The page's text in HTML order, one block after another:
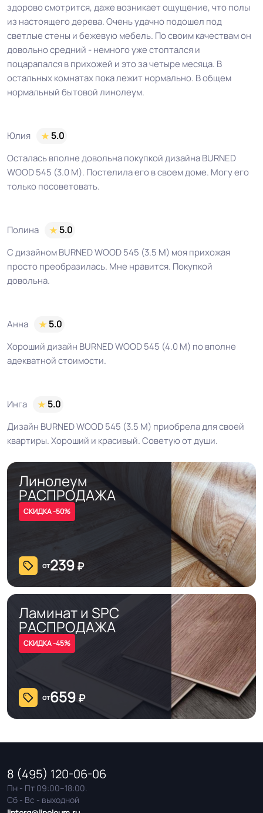
здорово смотрится, даже возникает ощущение, что полы
из настоящего дерева. Очень удачно подошел под
светлые стены и бежевую мебель. По своим качествам он
довольно средний - немного уже стоптался и
поцарапался в прихожей и это за четыре месяца. В
остальных комнатах пока лежит нормально. В общем
нормальный бытовой линолеум.
Юлия
5.0
Осталась вполне довольна покупкой дизайна BURNED
WOOD 545 (3.0 М). Постелила его в своем доме. Могу его
только посоветовать.
Полина
5.0
С дизайном BURNED WOOD 545 (3.5 М) моя прихожая
просто преобразилась. Мне нравится. Покупкой
довольна.
Анна
5.0
Хороший дизайн BURNED WOOD 545 (4.0 М) по вполне
адекватной стоимости.
Инга
5.0
Дизайн BURNED WOOD 545 (3.5 М) приобрела для своей
квартиры. Хороший и красивый. Советую от души.
Линолеум
РАСПРОДАЖА
СКИДКА -50%
от239 ₽
Ламинат и SPC
РАСПРОДАЖА
СКИДКА -45%
от659 ₽
8 (495) 120-06-06
Пн - Пт 09:00–18:00.
Сб - Вс - выходной